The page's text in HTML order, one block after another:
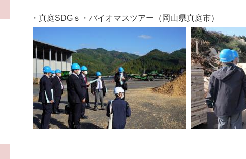
・真庭SDGｓ・バイオマスツアー（岡山県真庭市）